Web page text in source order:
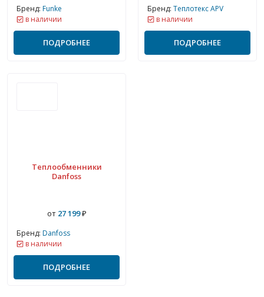
Бренд: Funke
в наличии
ПОДРОБНЕЕ
Бренд: Теплотекс APV
в наличии
ПОДРОБНЕЕ
Теплообменники
Danfoss
от27 199₽
Бренд: Danfoss
в наличии
ПОДРОБНЕЕ